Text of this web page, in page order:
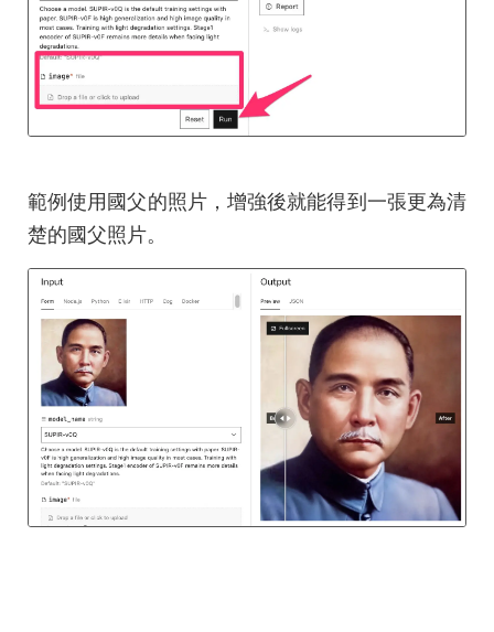
範例使用國父的照片，增強後就能得到一張更為清
楚的國父照片。